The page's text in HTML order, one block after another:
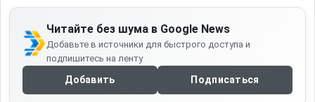
Читайте без шума в Google News
Добавьте в источники для быстрого доступа и
подпишитесь на ленту
Добавить Подписаться